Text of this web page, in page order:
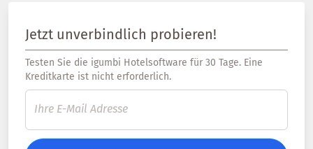
Jetzt unverbindlich probieren!
Testen Sie die igumbi Hotelsoftware für 30 Tage. Eine
Kreditkarte ist nicht erforderlich.